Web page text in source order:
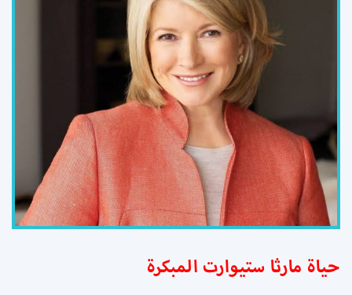
حياة مارثا ستيوارت المبكرة